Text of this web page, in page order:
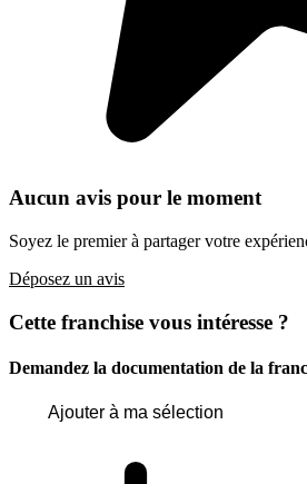
Aucun avis pour le moment
Soyez le premier à partager votre
Déposez un avis
Cette franchise vous intéresse ?
Demandez la documentation de la
Ajouter à ma sélection